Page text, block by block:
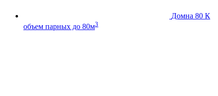
Домна 80 К
объем парных до 80м3